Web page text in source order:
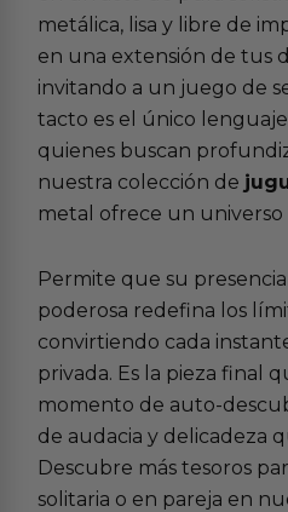
metálica, lisa y libre de
en una extensión de tus
invitando a un juego de
tacto es el único lenguaje
quienes buscan
nuestra colección de
metal ofrece un universo
Permite que su
poderosa redefina los
convirtiendo cada
privada. Es la pieza final
momento de auto-
de audacia y delicadeza
Descubre más tesoros
solitaria o en pareja en